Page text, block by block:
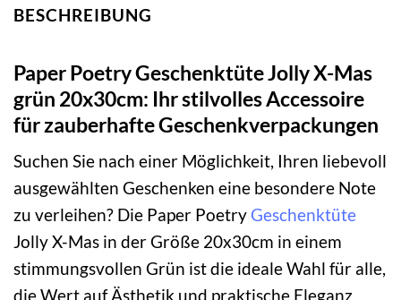
BESCHREIBUNG
Paper Poetry Geschenktüte Jolly X-Mas
grün 20x30cm: Ihr stilvolles Accessoire
für zauberhafte Geschenkverpackungen
Suchen Sie nach einer Möglichkeit, Ihren liebevoll
ausgewählten Geschenken eine besondere Note
zu verleihen? Die Paper Poetry Geschenktüte
Jolly X-Mas in der Größe 20x30cm in einem
stimmungsvollen Grün ist die ideale Wahl für alle,
die Wert auf Ästhetik und praktische Eleganz